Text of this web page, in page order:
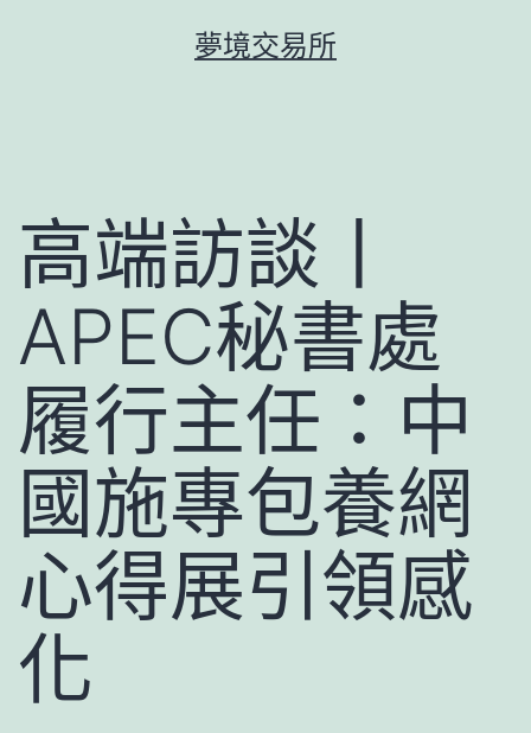
容
夢境交易所
高端訪談丨
APEC秘書處
履行主任：中
國施專包養網
心得展引領感
化